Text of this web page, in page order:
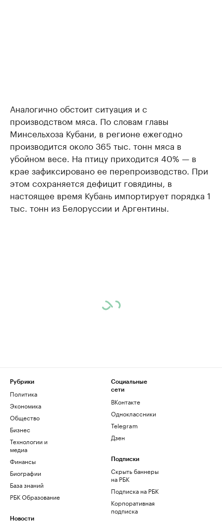
Аналогично обстоит ситуация и с
производством мяса. По словам главы
Минсельхоза Кубани, в регионе ежегодно
производится около 365 тыс. тонн мяса в
убойном весе. На птицу приходится 40% — в
крае зафиксировано ее перепроизводство. При
этом сохраняется дефицит говядины, в
настоящее время Кубань импортирует порядка 1
тыс. тонн из Белоруссии и Аргентины.
Рубрики
Политика
Экономика
Общество
Бизнес
Технологии и
медиа
Финансы
Биографии
База знаний
РБК Образование
Новости
Социальные
сети
ВКонтакте
Одноклассники
Telegram
Дзен
Подписки
Скрыть баннеры
на РБК
Подписка на РБК
Корпоративная
подписка